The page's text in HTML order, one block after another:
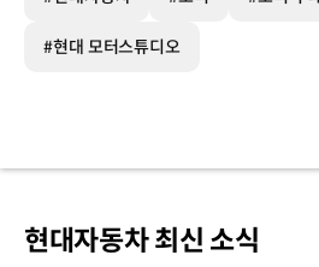
#현대 모터스튜디오
현대자동차 최신 소식